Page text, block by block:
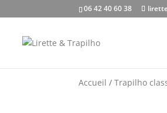
06 42 40 60 38
Accueil /Trapilho